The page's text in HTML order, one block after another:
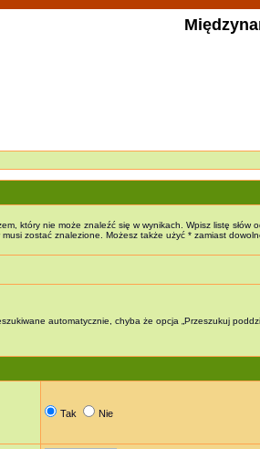
który nie może znaleźć się w wynikach. Wpisz listę słów
zostać znalezione. Możesz także użyć * zamiast
automatycznie, chyba że opcja „Przeszukuj
Tak Nie